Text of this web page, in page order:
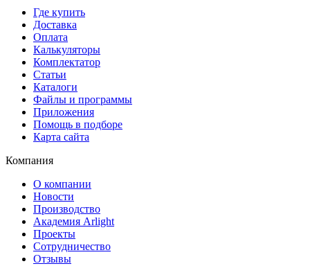
Где купить
Доставка
Оплата
Калькуляторы
Комплектатор
Статьи
Каталоги
Файлы и программы
Приложения
Помощь в подборе
Карта сайта
Компания
О компании
Новости
Производство
Академия Arlight
Проекты
Сотрудничество
Отзывы